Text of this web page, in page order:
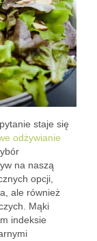
staje się
odżywianie
na naszą
opcji,
ale również
Mąki
indeksie